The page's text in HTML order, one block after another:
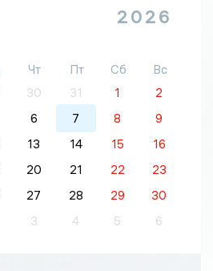
2026
Чт Пт Сб
Вс
30 31 1
2
6 7 8
9
13 14 15
16
20 21 22
23
27 28 29
30
3 4 5 6